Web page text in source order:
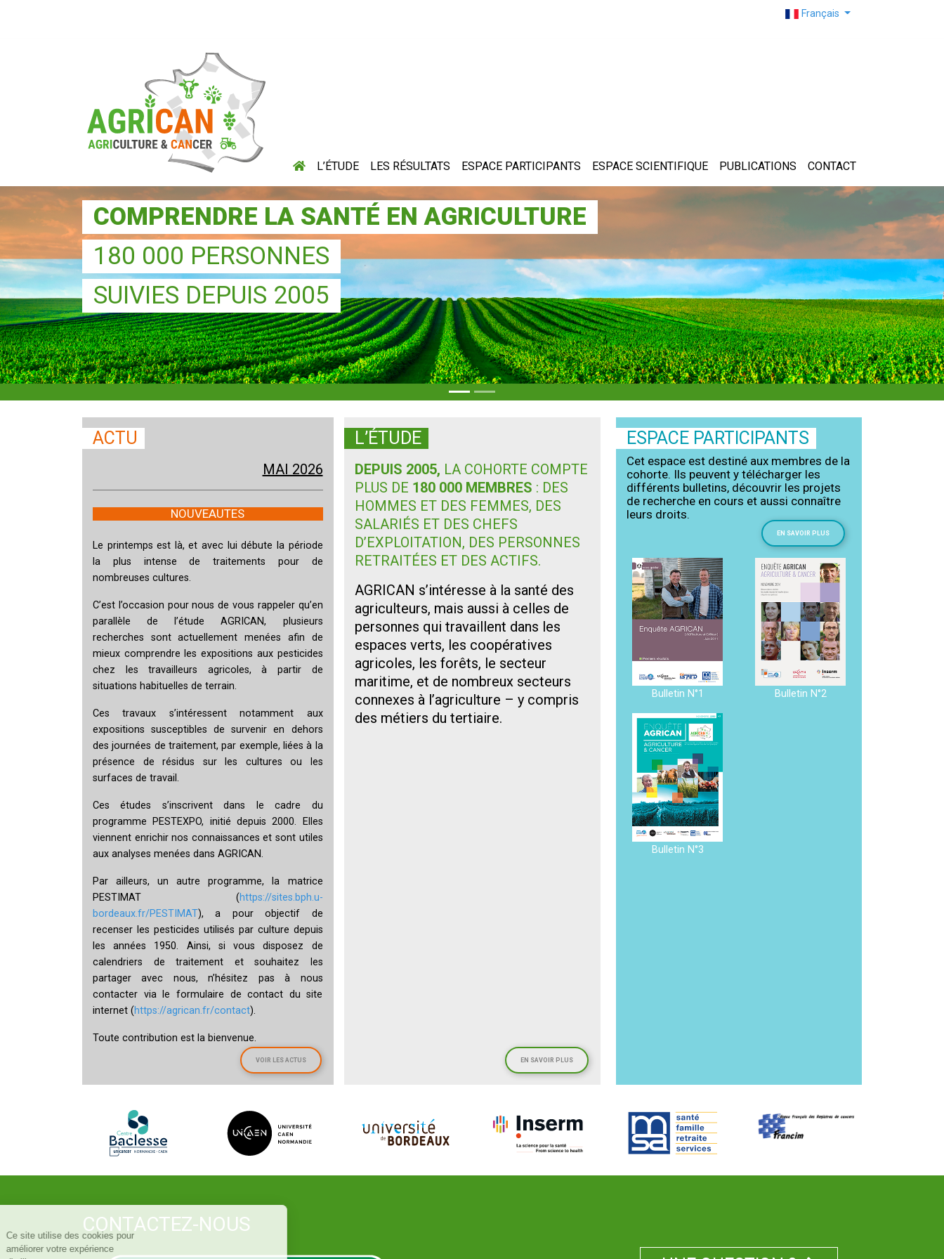
Français
L’ÉTUDE LES RÉSULTATS ESPACE PARTICIPANTS ESPACE SCIENTIFIQUE PUBLICATIONS CONTACT
COMPRENDRE LA SANTÉ EN AGRICULTURE
180 000 PERSONNES
SUIVIES DEPUIS 2005
ACTU
MAI 2026
NOUVEAUTES
Le printemps est là, et avec lui débute la période
la plus intense de traitements pour de
nombreuses cultures.
C’est l’occasion pour nous de vous rappeler qu’en
parallèle de l’étude AGRICAN, plusieurs
recherches sont actuellement menées afin de
mieux comprendre les expositions aux pesticides
chez les travailleurs agricoles, à partir de
situations habituelles de terrain.
Ces travaux s’intéressent notamment aux
expositions susceptibles de survenir en dehors
des journées de traitement, par exemple, liées à la
présence de résidus sur les cultures ou les
surfaces de travail.
Ces études s’inscrivent dans le cadre du
programme PESTEXPO, initié depuis 2000. Elles
viennent enrichir nos connaissances et sont utiles
aux analyses menées dans AGRICAN.
Par ailleurs, un autre programme, la matrice
PESTIMAT (https://sites.bph.u-
bordeaux.fr/PESTIMAT), a pour objectif de
recenser les pesticides utilisés par culture depuis
les années 1950. Ainsi, si vous disposez de
calendriers de traitement et souhaitez les
partager avec nous, n’hésitez pas à nous
contacter via le formulaire de contact du site
internet (https://agrican.fr/contact).
Toute contribution est la bienvenue.
VOIR LES ACTUS
L’ÉTUDE
DEPUIS 2005, LA COHORTE COMPTE
PLUS DE 180 000 MEMBRES : DES
HOMMES ET DES FEMMES, DES
SALARIÉS ET DES CHEFS
D’EXPLOITATION, DES PERSONNES
RETRAITÉES ET DES ACTIFS.
AGRICAN s’intéresse à la santé des
agriculteurs, mais aussi à celles de
personnes qui travaillent dans les
espaces verts, les coopératives
agricoles, les forêts, le secteur
maritime, et de nombreux secteurs
connexes à l’agriculture – y compris
des métiers du tertiaire.
EN SAVOIR PLUS
ESPACE PARTICIPANTS
Cet espace est destiné aux membres de la
cohorte. Ils peuvent y télécharger les
différents bulletins, découvrir les projets
de recherche en cours et aussi connaître
leurs droits.
EN SAVOIR PLUS
Bulletin N°1 Bulletin N°2
Bulletin N°3
CONTACTEZ-NOUS